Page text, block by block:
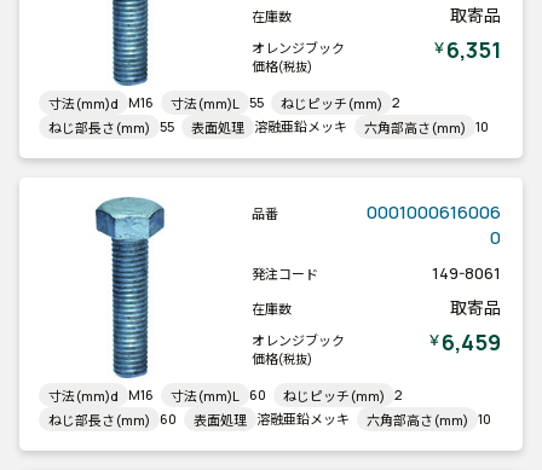
在庫数 取寄品
オレンジブック
価格(税抜)
￥6,351
寸法(mm)d M16 寸法(mm)L 55 ねじピッチ(mm) 2
ねじ部長さ(mm) 55 表面処理 溶融亜鉛メッキ 六角部高さ(mm) 10
品番
0001000616006
0
発注コード 149-8061
在庫数 取寄品
オレンジブック
価格(税抜)
￥6,459
寸法(mm)d M16 寸法(mm)L 60 ねじピッチ(mm) 2
ねじ部長さ(mm) 60 表面処理 溶融亜鉛メッキ 六角部高さ(mm) 10